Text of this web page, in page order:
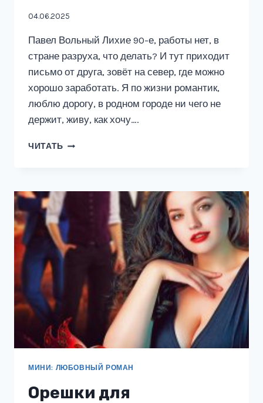
04.06.2025
Павел Вольный Лихие 90-е, работы нет, в
стране разруха, что делать? И тут приходит
письмо от друга, зовёт на север, где можно
хорошо заработать. Я по жизни романтик,
люблю дорогу, в родном городе ни чего не
держит, живу, как хочу….
ЧИТАТЬ ВЕДЬМА
МИНИ: ЛЮБОВНЫЙ РОМАН
Орешки для